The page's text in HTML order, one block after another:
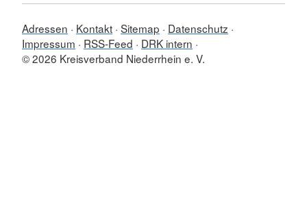
Adressen Kontakt Sitemap
Datenschutz
Impressum
RSS-Feed
DRK intern
© 2026 Kreisverband Niederrhein e. V.